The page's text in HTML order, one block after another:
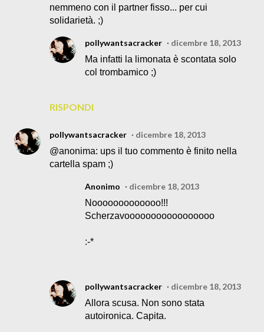
nemmeno con il partner fisso... per cui
solidarietà. ;)
RISPONDI
pollywantsacracker
dicembre 18, 2013
Ma infatti la limonata è scontata solo
col trombamico ;)
pollywantsacracker
dicembre 18, 2013
@anonima: ups il tuo commento è finito nella
cartella spam ;)
Anonimo
dicembre 18, 2013
Nooooooooooooo!!!
Scherzavooooooooooooooooo
:-*
pollywantsacracker
dicembre 18, 2013
Allora scusa. Non sono stata
autoironica. Capita.